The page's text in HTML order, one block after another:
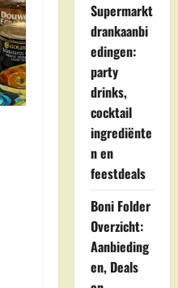
Supermarkt
drankaanbi
edingen:
party
drinks,
cocktail
ingrediënte
n en
feestdeals
Boni Folder
Overzicht:
Aanbieding
en, Deals